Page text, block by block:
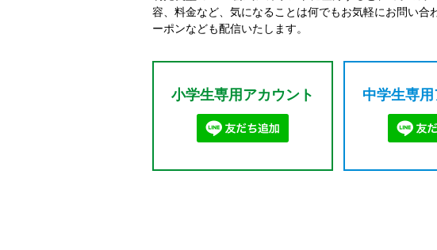
容、料金など、気になることは何でもお気軽にお問い
ーポンなども配信いたします。
小学生専用アカウント 中学生専